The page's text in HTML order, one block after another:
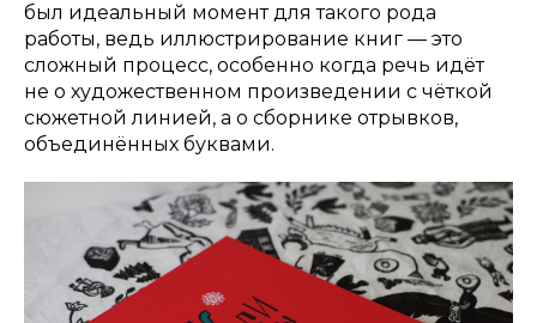
был идеальный момент для такого рода
работы, ведь иллюстрирование книг — это
сложный процесс, особенно когда речь идёт
не о художественном произведении с чёткой
сюжетной линией, а о сборнике отрывков,
объединённых буквами.